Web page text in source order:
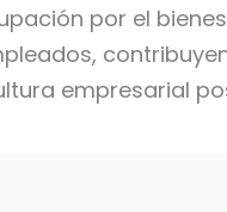
por el
empresarial